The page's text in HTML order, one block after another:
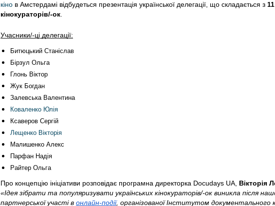
кіно в Амстердамі відбудеться презентація української делегації, що складається з 11
кінокураторів/-ок
Учасники/-ці делегації:
Битюцький Станіслав
Бірзул Ольга
Глонь Віктор
Жук Богдан
Залевська Валентина
Коваленко Юлія
Ксаверов Сергій
Лещенко Вікторія
Малишенко Алекс
Парфан Надія
Райтер Ольга
Про концепцію ініціативи розповідає програмна директорка Docudays UA, Вікторія
«Ідея зібрати та популяризувати українських кінокураторів/-ок виникла після
партнерської участі в онлайн-події, організованої Інститутом документального